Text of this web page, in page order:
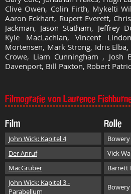
Clive Owen, Colin Firth, Mykelti
Aaron Eckhart, Rupert Everett,
Jackman, Jason Statham, Jeffrey
Kyle MacLachlan, Vincent
Mortensen, Mark Strong, Idris Elba,
Crowe, Liam Cunningham , Josh
Davenport, Bill Paxton, Robert
Filmografie von Laurence
Film
Rolle
John Wick: Kapitel 4
Der Anruf
Vick
MacGruber
Barrett
John Wick: Kapitel 3 -
Parabellum